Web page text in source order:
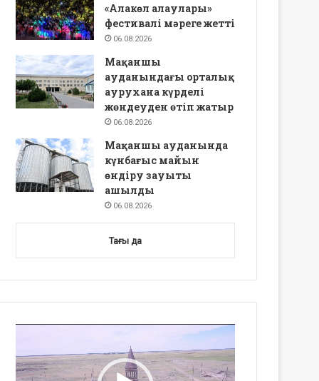
«Алакөл алаулары»
фестивалі мәреге жетті
06.08.2026
Мақаншы
ауданындағы орталық
аурухана күрделі
жөндеуден өтіп жатыр
06.08.2026
Мақаншы ауданында
күнбағыс майын
өндіру зауыты
ашылды
06.08.2026
Тағы да